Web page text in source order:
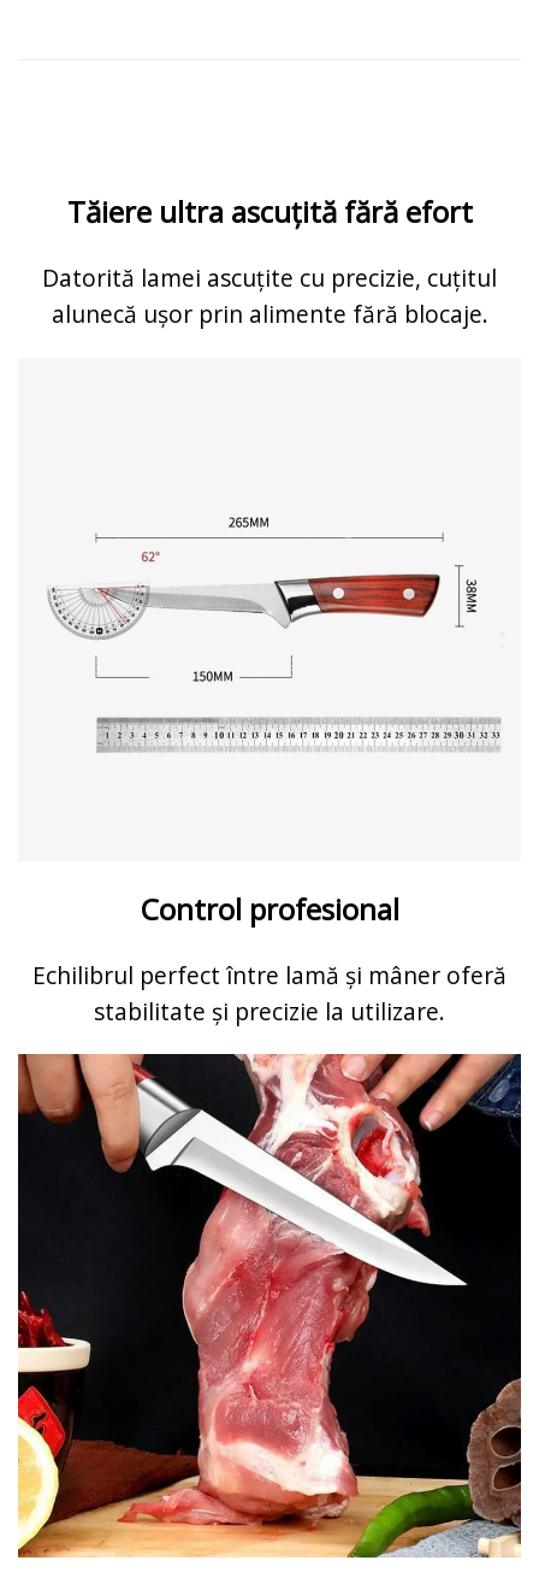
Tăiere ultra ascuțită fără efort
Datorită lamei ascuțite cu precizie, cuțitul
alunecă ușor prin alimente fără blocaje.
Control profesional
Echilibrul perfect între lamă și mâner oferă
stabilitate și precizie la utilizare.